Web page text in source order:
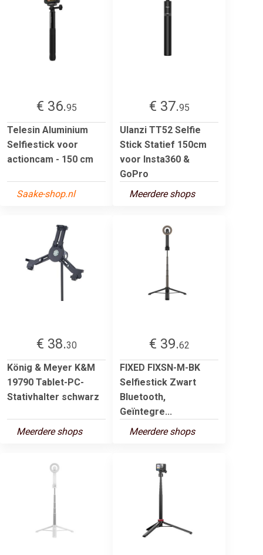
€ 36.95
Telesin Aluminium
Selfiestick voor
actioncam - 150 cm
Saake-shop.nl
€ 37.95
Ulanzi TT52 Selfie
Stick Statief 150cm
voor Insta360 &
GoPro
Meerdere shops
€ 38.30
König & Meyer K&M
19790 Tablet-PC-
Stativhalter schwarz
Meerdere shops
€ 39.62
FIXED FIXSN-M-BK
Selfiestick Zwart
Bluetooth,
Geïntegre...
Meerdere shops